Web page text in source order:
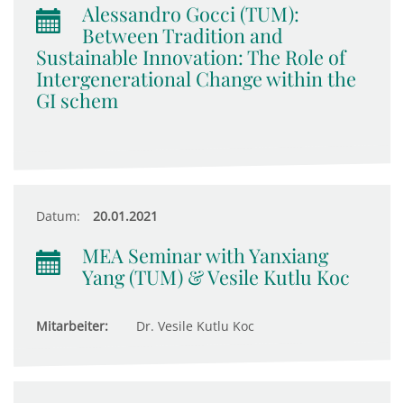
Alessandro Gocci (TUM):
Between Tradition and
Sustainable Innovation: The Role of
Intergenerational Change within the
GI schem
Datum: 20.01.2021
MEA Seminar with Yanxiang
Yang (TUM) & Vesile Kutlu Koc
Mitarbeiter: Dr. Vesile Kutlu Koc